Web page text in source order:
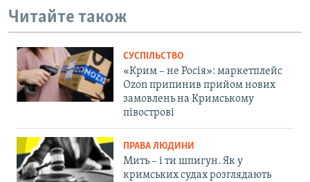
Читайте також
СУСПІЛЬСТВО
«Крим – не Росія»: маркетплейс
Ozon припинив прийом нових
замовлень на Кримському
півострові
ПРАВА ЛЮДИНИ
Мить – і ти шпигун. Як у
кримських судах розглядають